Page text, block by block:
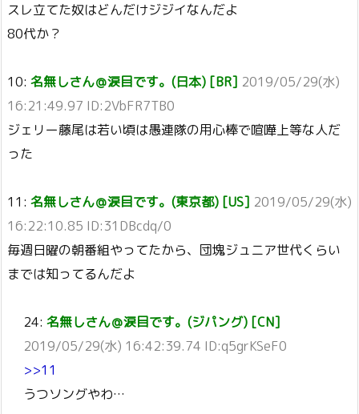
スレ立てた奴はどんだけジジイなんだよ
80代か？
10: 名無しさん＠涙目です。(日本) [BR] 2019/05/29(水)
16:21:49.97 ID:2VbFR7TB0
ジェリー藤尾は若い頃は愚連隊の用心棒で喧嘩上等な人だ
った
11: 名無しさん＠涙目です。(東京都) [US] 2019/05/29(水)
16:22:10.85 ID:31DBcdq/0
毎週日曜の朝番組やってたから、団塊ジュニア世代くらい
までは知ってるんだよ
24: 名無しさん＠涙目です。(ジパング) [CN]
2019/05/29(水) 16:42:39.74 ID:q5grKSeF0
>>11
うつソングやわ…